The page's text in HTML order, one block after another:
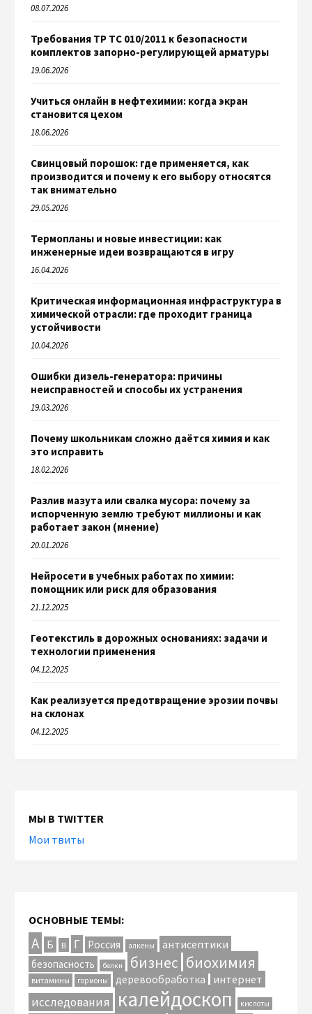
08.07.2026
Требования ТР ТС 010/2011 к безопасности
комплектов запорно-регулирующей арматуры
19.06.2026
Учиться онлайн в нефтехимии: когда экран
становится цехом
18.06.2026
Свинцовый порошок: где применяется, как
производится и почему к его выбору относятся
так внимательно
29.05.2026
Термопланы и новые инвестиции: как
инженерные идеи возвращаются в игру
16.04.2026
Критическая информационная инфраструктура в
химической отрасли: где проходит граница
устойчивости
10.04.2026
Ошибки дизель-генератора: причины
неисправностей и способы их устранения
19.03.2026
Почему школьникам сложно даётся химия и как
это исправить
18.02.2026
Разлив мазута или свалка мусора: почему за
испорченную землю требуют миллионы и как
работает закон (мнение)
20.01.2026
Нейросети в учебных работах по химии:
помощник или риск для образования
21.12.2025
Геотекстиль в дорожных основаниях: задачи и
технологии применения
04.12.2025
Как реализуется предотвращение эрозии почвы
на склонах
04.12.2025
МЫ В TWITTER
Мои твиты
ОСНОВНЫЕ ТЕМЫ:
А Б В Г Россия алкены антисептики
безопасность белки бизнес биохимия
витамины гормоны деревообработка интернет
исследования калейдоскоп кислоты